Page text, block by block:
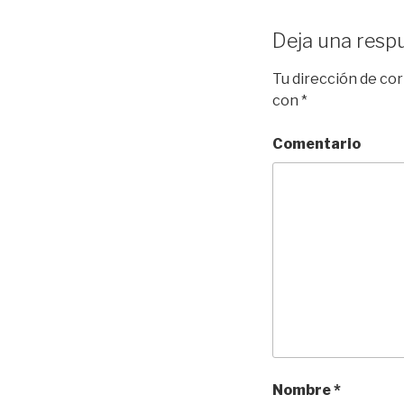
Deja una
Tu dirección de
con *
Comentario
Nombre*